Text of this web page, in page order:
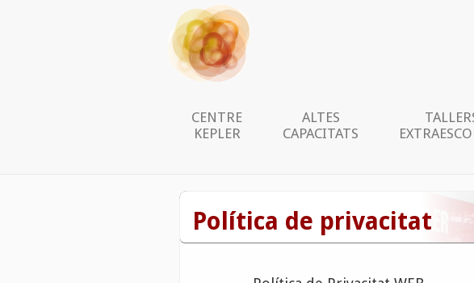
CENTRE
KEPLER
ALTES
CAPACITATS
Política de privacitat